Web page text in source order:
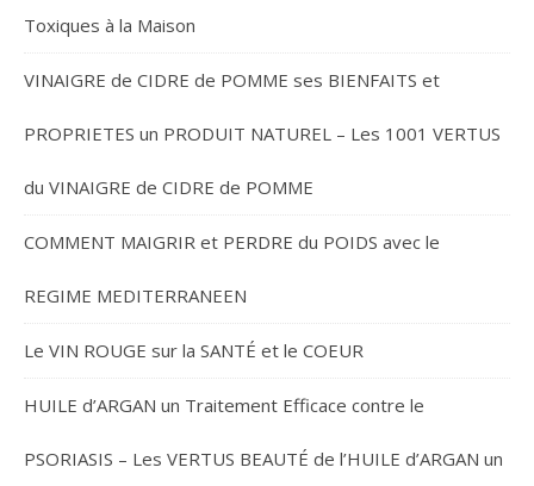
Toxiques à la Maison
VINAIGRE de CIDRE de POMME ses BIENFAITS et
PROPRIETES un PRODUIT NATUREL – Les 1001 VERTUS
du VINAIGRE de CIDRE de POMME
COMMENT MAIGRIR et PERDRE du POIDS avec le
REGIME MEDITERRANEEN
Le VIN ROUGE sur la SANTÉ et le COEUR
HUILE d’ARGAN un Traitement Efficace contre le
PSORIASIS – Les VERTUS BEAUTÉ de l’HUILE d’ARGAN un